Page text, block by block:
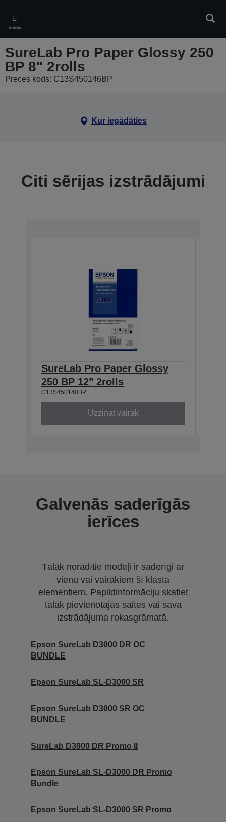
main
content
Izvēlne
SureLab Pro Paper Glossy 250
BP 8" 2rolls
Preces kods: C13S450146BP
Kur iegādāties
Citi sērijas izstrādājumi
SureLab Pro Paper Glossy
250 BP 12" 2rolls
C13S450140BP
Uzzināt vairāk
Galvenās saderīgās
ierīces
Tālāk norādītie modeļi ir saderīgi ar
vienu vai vairākiem šī klāsta
elementiem. Papildinformāciju skatiet
tālāk pievienotajās saitēs vai sava
izstrādājuma rokasgrāmatā.
Epson SureLab D3000 DR OC
BUNDLE
Epson SureLab SL-D3000 SR
Epson SureLab D3000 SR OC
BUNDLE
SureLab D3000 DR Promo II
Epson SureLab SL-D3000 DR Promo
Bundle
Epson SureLab SL-D3000 SR Promo